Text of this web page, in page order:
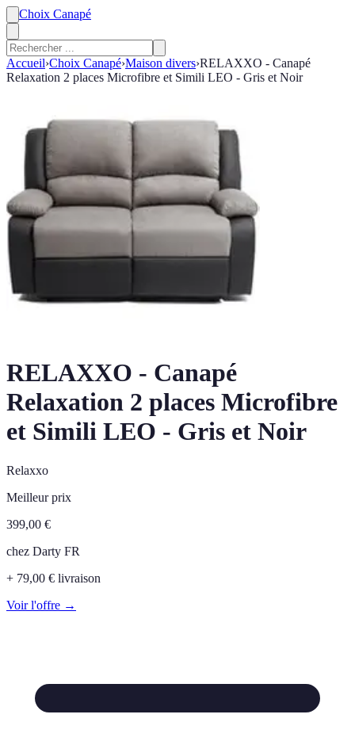
Choix Canapé
Accueil›Choix Canapé›Maison divers›RELAXXO - Canapé
Relaxation 2 places Microfibre et Simili LEO - Gris et Noir
RELAXXO - Canapé
Relaxation 2 places Microfibre
et Simili LEO - Gris et Noir
Relaxxo
Meilleur prix
399,00 €
chez Darty FR
+ 79,00 € livraison
Voir l'offre →